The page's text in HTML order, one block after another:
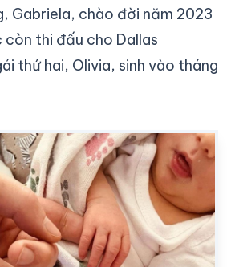
Gabriela, chào đời năm 2023
thi đấu cho Dallas
thứ hai, Olivia, sinh vào tháng